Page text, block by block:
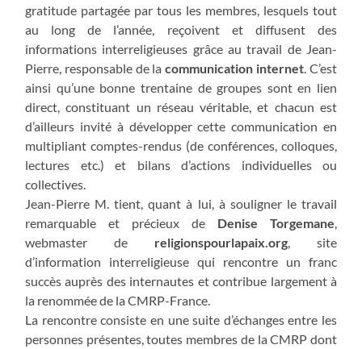
gratitude partagée par tous les membres, lesquels tout
au long de l’année, reçoivent et diffusent des
informations interreligieuses grâce au travail de Jean-
Pierre, responsable de lacommunication internet . C’est
ainsi qu’une bonne trentaine de groupes sont en lien
direct, constituant un réseau véritable, et chacun est
d’ailleurs invité à développer cette communication en
multipliant comptes-rendus (de conférences, colloques,
lectures etc.) et bilans d’actions individuelles ou
collectives.
Jean-Pierre M. tient, quant à lui, à souligner le travail
remarquable et précieux de Denise Torgemane
webmaster de religionspourlapaix.org , site
d’information interreligieuse qui rencontre un franc
succès auprès des internautes et contribue largement à
la renommée de la CMRP-France.
La rencontre consiste en une suite d’échanges entre les
personnes présentes, toutes membres de la CMRP dont